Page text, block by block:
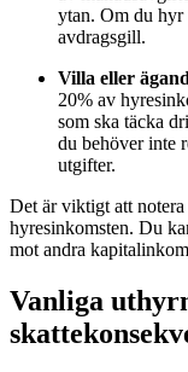
ytan. Om du hyr
avdragsgill.
Villa eller
20% av
som ska täcka
du behöver inte
utgifter.
Det är viktigt att notera
hyresinkomsten. Du
mot andra
Vanliga